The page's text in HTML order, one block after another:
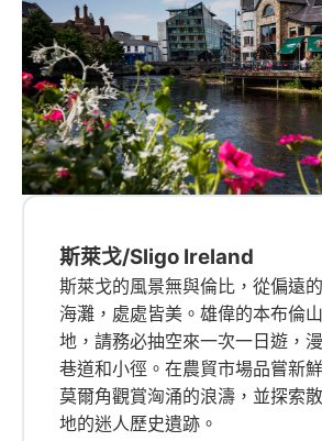
斯萊戈/Sligo Ireland
斯萊戈的風景無與倫比，從偏遠
海灘，處處皆美。雄偉的本布倫
地，請務必抽空來一次一日遊，
巷道和小徑。在農貿市場品嘗新
莫爾角觀賞洶涌的浪濤，並探索
地的迷人歷史遺跡。